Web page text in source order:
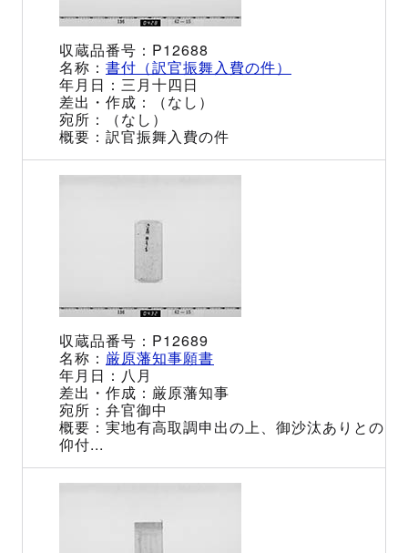
P12688
書付（訳官振舞入費の件）
三月十四日
（なし）
（なし）
訳官振舞入費の件
P12689
厳原藩知事願書
八月
厳原藩知事
弁官御中
実地有高取調申出の上、御沙汰ありとの
仰付...